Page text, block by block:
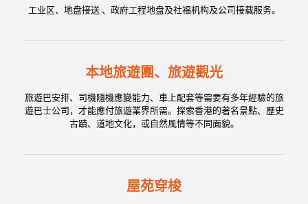
工业区、地盘接送 、政府工程地盘及社福机构及公司接载服务。
本地旅遊團、旅遊觀光
旅遊巴安排、司機隨機應變能力、車上配套等需要有多年經驗的旅
遊巴士公司，才能應付旅遊業界所需。探索香港的著名景點、歷史
古蹟、道地文化，或自然風情等不同面貌。
屋苑穿梭